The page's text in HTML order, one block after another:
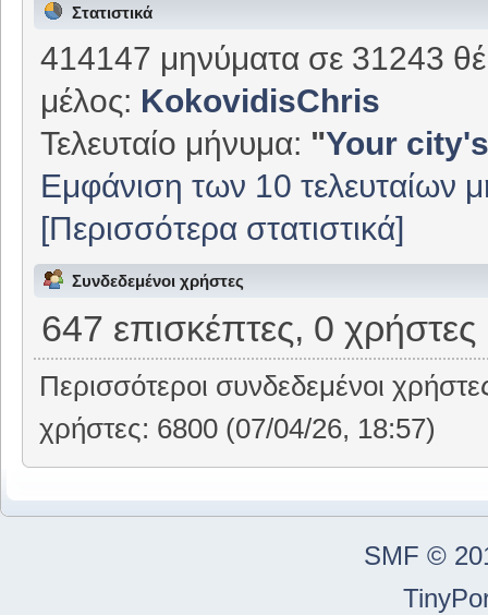
Στατιστικά
414147 μηνύματα σε 31243
μέλος: KokovidisChris
Τελευταίο μήνυμα: "Your
Εμφάνιση των 10 τελευταίων
[Περισσότερα στατιστικά]
Συνδεδεμένοι χρήστες
647 επισκέπτες, 0 χρήστες
Περισσότεροι συνδεδεμένοι
χρήστες: 6800 (07/04/26, 18:57)
SMF ©